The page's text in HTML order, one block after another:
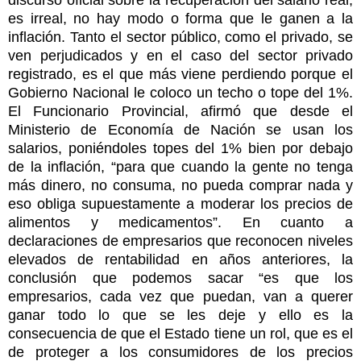
es irreal, no hay modo o forma que le ganen a la
inflación. Tanto el sector público, como el privado, se
ven perjudicados y en el caso del sector privado
registrado, es el que más viene perdiendo porque el
Gobierno Nacional le coloco un techo o tope del 1%.
El Funcionario Provincial, afirmó que desde el
Ministerio de Economía de Nación se usan los
salarios, poniéndoles topes del 1% bien por debajo
de la inflación, “para que cuando la gente no tenga
más dinero, no consuma, no pueda comprar nada y
eso obliga supuestamente a moderar los precios de
alimentos y medicamentos”. En cuanto a
declaraciones de empresarios que reconocen niveles
elevados de rentabilidad en años anteriores, la
conclusión que podemos sacar “es que los
empresarios, cada vez que puedan, van a querer
ganar todo lo que se les deje y ello es la
consecuencia de que el Estado tiene un rol, que es el
de proteger a los consumidores de los precios